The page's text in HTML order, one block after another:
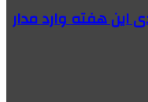
این هفته وارد مدار